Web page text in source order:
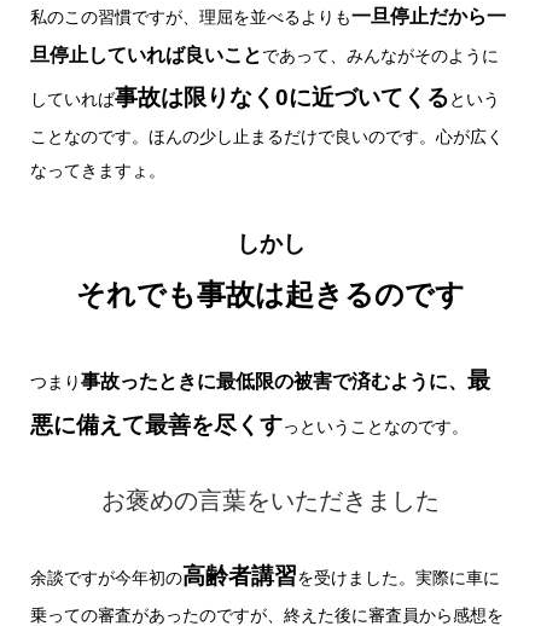
私のこの習慣ですが、理屈を並べるよりも一旦停止だから一
旦停止していれば良いことであって、みんながそのように
していれば事故は限りなく0に近づいてくるという
ことなのです。ほんの少し止まるだけで良いのです。心が広く
なってきますょ。
しかし
それでも事故は起きるのです
つまり事故ったときに最低限の被害で済むように、 最
悪に備えて最善を尽くすっということなのです。
お褒めの言葉をいただきました
余談ですが今年初の高齢者講習を受けました。実際に車に
乗っての審査があったのですが、終えた後に審査員から感想を